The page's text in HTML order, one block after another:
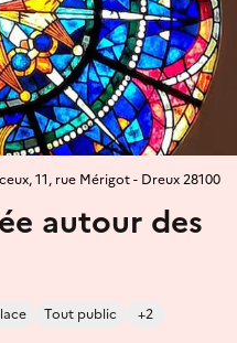
autour des
Tout public +2
11, rue Mérigot - Dreux 28100